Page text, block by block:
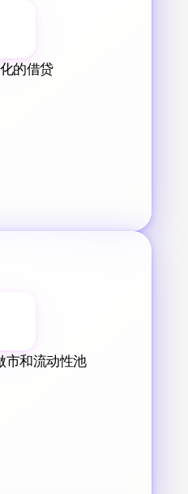
的借贷
市和流动性池